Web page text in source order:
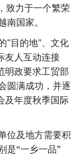
致力于一个繁荣
国家。
"目的地"、文化
友人互动连接
明政要求工贸部
圆满成功，并逐
及年度秋季国际
位及地方需要积
是“一乡一品”